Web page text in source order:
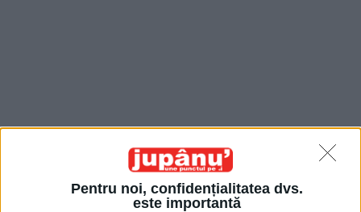
Pentru noi, confidențialitatea dvs.
este importantă